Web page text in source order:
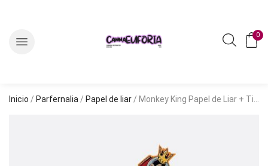
0
Inicio / Parfernalia / Papel de liar / Monkey King Papel de Liar + Tips Pack Olor Ice Peach King Size Slim (MOCPCSIP)